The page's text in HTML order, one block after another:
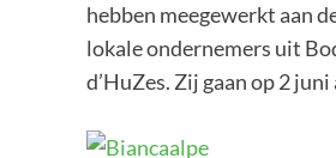
hebben meegewerkt aan
lokale ondernemers uit
d’HuZes. Zij gaan op 2